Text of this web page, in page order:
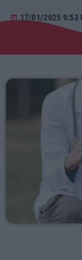
today 17/01/2025 9:53